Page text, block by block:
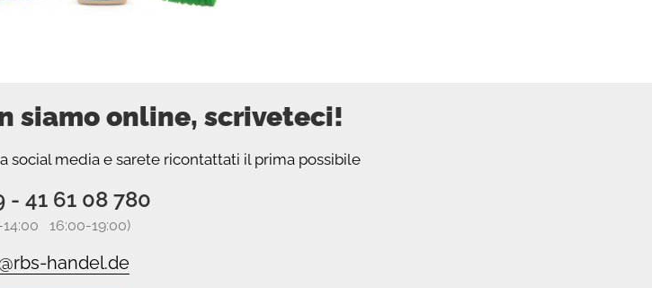
siamo online, scriveteci!
social media e sarete ricontattati il prima possibile
- 41 61 08 780
14:00 16:00-19:00)
handel.de